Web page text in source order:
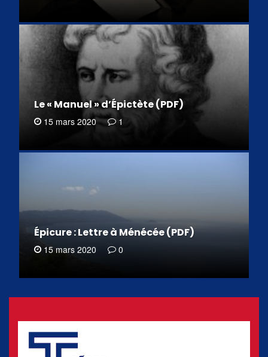
Le « Manuel » d’Épictète (PDF)
15 mars 2020 1
Épicure : Lettre à Ménécée (PDF)
15 mars 2020 0